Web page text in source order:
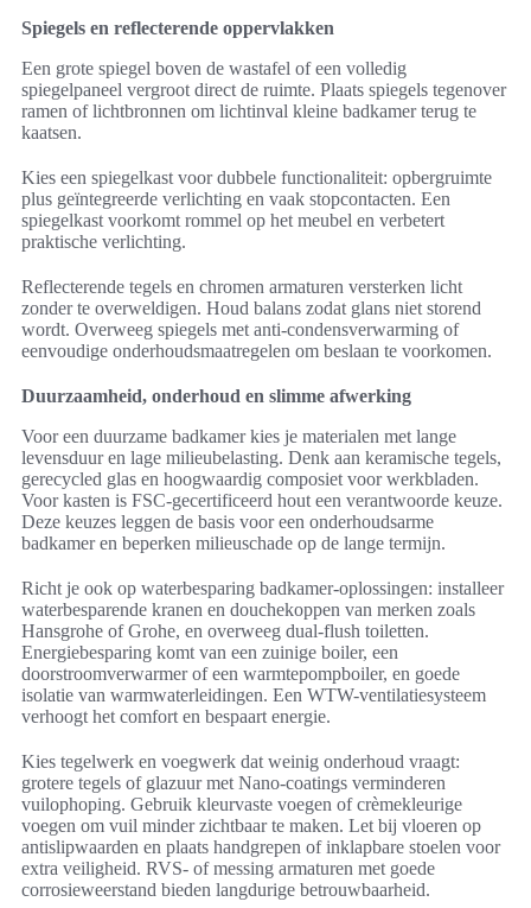
Spiegels en reflecterende oppervlakken
Een grote spiegel boven de wastafel of een volledig
spiegelpaneel vergroot direct de ruimte. Plaats spiegels tegenover
ramen of lichtbronnen om lichtinval kleine badkamer terug te
kaatsen.
Kies een spiegelkast voor dubbele functionaliteit: opbergruimte
plus geïntegreerde verlichting en vaak stopcontacten. Een
spiegelkast voorkomt rommel op het meubel en verbetert
praktische verlichting.
Reflecterende tegels en chromen armaturen versterken licht
zonder te overweldigen. Houd balans zodat glans niet storend
wordt. Overweeg spiegels met anti-condensverwarming of
eenvoudige onderhoudsmaatregelen om beslaan te voorkomen.
Duurzaamheid, onderhoud en slimme afwerking
Voor een duurzame badkamer kies je materialen met lange
levensduur en lage milieubelasting. Denk aan keramische tegels,
gerecycled glas en hoogwaardig composiet voor werkbladen.
Voor kasten is FSC-gecertificeerd hout een verantwoorde keuze.
Deze keuzes leggen de basis voor een onderhoudsarme
badkamer en beperken milieuschade op de lange termijn.
Richt je ook op waterbesparing badkamer-oplossingen: installeer
waterbesparende kranen en douchekoppen van merken zoals
Hansgrohe of Grohe, en overweeg dual-flush toiletten.
Energiebesparing komt van een zuinige boiler, een
doorstroomverwarmer of een warmtepompboiler, en goede
isolatie van warmwaterleidingen. Een WTW-ventilatiesysteem
verhoogt het comfort en bespaart energie.
Kies tegelwerk en voegwerk dat weinig onderhoud vraagt:
grotere tegels of glazuur met Nano-coatings verminderen
vuilophoping. Gebruik kleurvaste voegen of crèmekleurige
voegen om vuil minder zichtbaar te maken. Let bij vloeren op
antislipwaarden en plaats handgrepen of inklapbare stoelen voor
extra veiligheid. RVS- of messing armaturen met goede
corrosieweerstand bieden langdurige betrouwbaarheid.